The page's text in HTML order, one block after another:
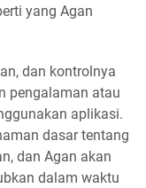
yang Agan
dan kontrolnya
pengalaman atau
aplikasi.
dasar tentang
dan Agan akan
dalam waktu